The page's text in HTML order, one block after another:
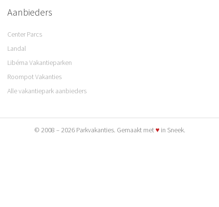
Aanbieders
Center Parcs
Landal
Libéma Vakantieparken
Roompot Vakanties
Alle vakantiepark aanbieders
© 2008 – 2026 Parkvakanties. Gemaakt met♥in Sneek.